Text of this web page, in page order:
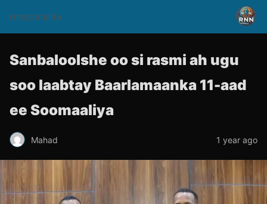
rnnsomalitv
Sanbaloolshe oo si rasmi ah ugu
soo laabtay Baarlamaanka 11-aad
ee Soomaaliya
Mahad 1 year ago